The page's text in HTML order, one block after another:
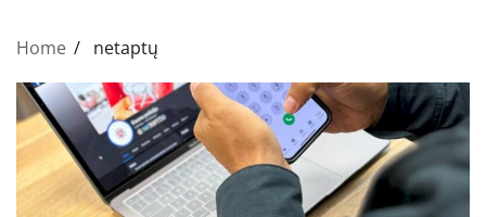
Home netaptų